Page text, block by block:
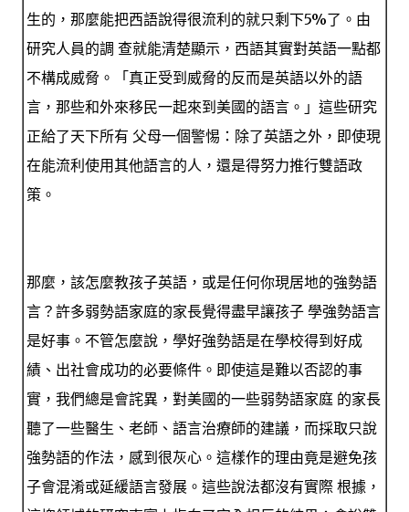
生的，那麼能把西語說得很流利的就只剩下5%了。由
研究人員的調 查就能清楚顯示，西語其實對英語一點都
不構成威脅。「真正受到威脅的反而是英語以外的語
言，那些和外來移民一起來到美國的語言。」這些研究
正給了天下所有 父母一個警惕：除了英語之外，即使現
在能流利使用其他語言的人，還是得努力推行雙語政
策。
那麼，該怎麼教孩子英語，或是任何你現居地的強勢語
言？許多弱勢語家庭的家長覺得盡早讓孩子 學強勢語言
是好事。不管怎麼說，學好強勢語是在學校得到好成
績、出社會成功的必要條件。即使這是難以否認的事
實，我們總是會詫異，對美國的一些弱勢語家庭 的家長
聽了一些醫生、老師、語言治療師的建議，而採取只說
強勢語的作法，感到很灰心。這樣作的理由竟是避免孩
子會混淆或延緩語言發展。這些說法都沒有實際 根據，